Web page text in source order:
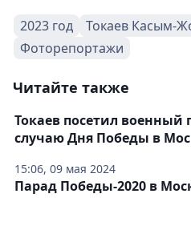
2023 год Токаев Касым-
Фоторепортажи
Читайте также
15:06, 09 мая 2024
Токаев посетил военный
случаю Дня Победы в
Парад Победы-2020 в